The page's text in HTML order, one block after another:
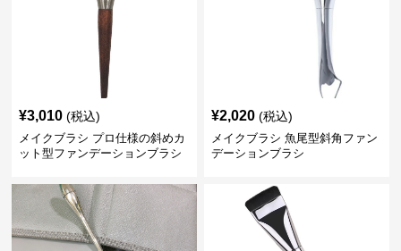
¥3,010 (税込)
メイクブラシ プロ仕様の斜めカ
ット型ファンデーションブラシ
¥2,020 (税込)
メイクブラシ 魚尾型斜角ファン
デーションブラシ